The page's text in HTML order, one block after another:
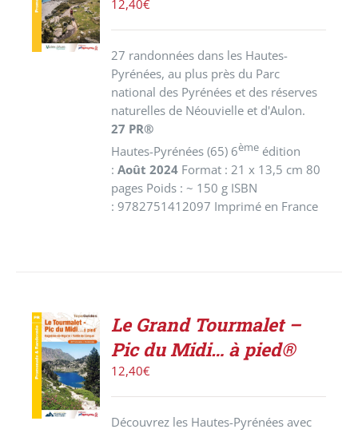
/
DÉTAILS
12,40€
27 randonnées dans les Hautes-
Pyrénées, au plus près du Parc
national des Pyrénées et des réserves
naturelles de Néouvielle et d'Aulon.
27 PR®
Hautes-Pyrénées (65) 6ème édition
: Août 2024 Format : 21 x 13,5 cm 80
pages Poids : ~ 150 g ISBN
: 9782751412097 Imprimé en France
ACHETER
LE
PRODUIT
/
DÉTAILS
Le Grand Tourmalet –
Pic du Midi… à pied®
12,40€
Découvrez les Hautes-Pyrénées avec